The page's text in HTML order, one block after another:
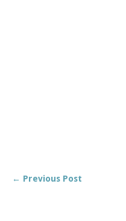
← Previous Post